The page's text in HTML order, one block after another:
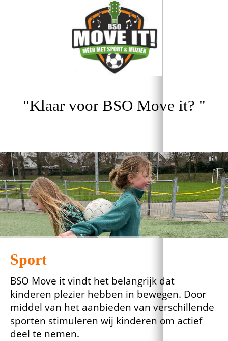
"Klaar voor BSO Move it? "
Sport
BSO Move it vindt het belangrijk dat
kinderen plezier hebben in bewegen. Door
middel van het aanbieden van verschillende
sporten stimuleren wij kinderen om actief
deel te nemen.